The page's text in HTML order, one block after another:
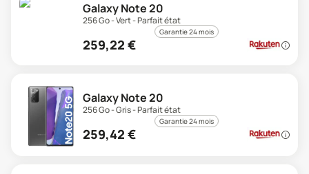
Galaxy Note 20
256 Go - Vert - Parfait état
Garantie 24 mois
259,22 €
Galaxy Note 20
256 Go - Gris - Parfait état
Garantie 24 mois
259,42 €